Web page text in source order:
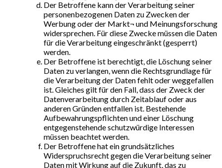
Der Betroffene kann der Verarbeitung seiner
personenbezogenen Daten zu Zwecken der
Werbung oder der Markt¬ und Meinungsforschung
widersprechen. Für diese Zwecke müssen die Daten
für die Verarbeitung eingeschränkt (gesperrt)
werden.
Der Betroffene ist berechtigt, die Löschung seiner
Daten zu verlangen, wenn die Rechtsgrundlage für
die Verarbeitung der Daten fehlt oder weggefallen
ist. Gleiches gilt für den Fall, dass der Zweck der
Datenverarbeitung durch Zeitablauf oder aus
anderen Gründen entfallen ist. Bestehende
Aufbewahrungspflichten und einer Löschung
entgegenstehende schutzwürdige Interessen
müssen beachtet werden.
Der Betroffene hat ein grundsätzliches
Widerspruchsrecht gegen die Verarbeitung seiner
Daten mit Wirkung auf die Zukunft, das zu